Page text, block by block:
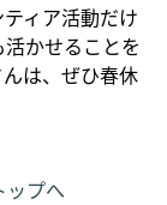
ィア活動だけ
かせることを
は、ぜひ春休
プへ